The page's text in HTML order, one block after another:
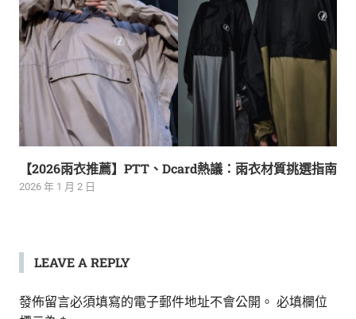
【2026雨衣推薦】PTT、Dcard熱議：雨衣材質挑選指南
2026 年 1 月 2 日
LEAVE A REPLY
發佈留言必須填寫的電子郵件地址不會公開。 必填欄位